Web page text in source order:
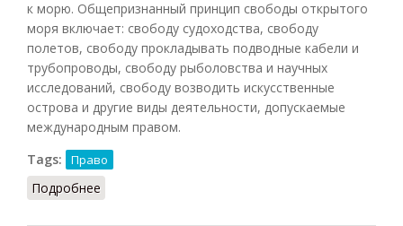
к морю. Общепризнанный принцип свободы открытого
моря включает: свободу судоходства, свободу
полетов, свободу прокладывать подводные кабели и
трубопроводы, свободу рыболовства и научных
исследований, свободу возводить искусственные
острова и другие виды деятельности, допускаемые
международным правом.
Tags:
Право
Подробнее